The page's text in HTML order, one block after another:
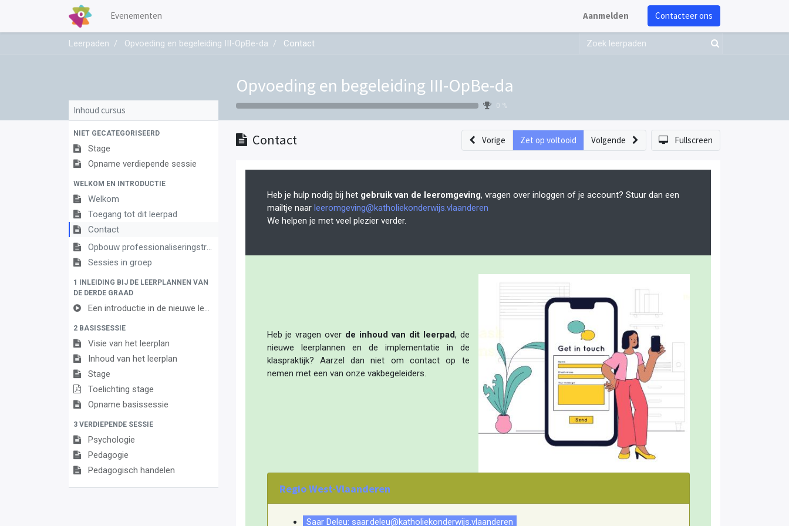
Evenementen Aanmelden Contacteer ons
Leerpaden Opvoeding en begeleiding III-OpBe-da Contact
Opvoeding en begeleiding III-OpBe-da
0 %
Inhoud cursus
NIET GECATEGORISEERD
Stage
Opname verdiepende sessie
WELKOM EN INTRODUCTIE
Welkom
Toegang tot dit leerpad
Contact
Opbouw professionaliseringstraject
Sessies in groep
1 INLEIDING BIJ DE LEERPLANNEN VAN
DE DERDE GRAAD
Een introductie in de nieuwe leerplannen van de derde graad
2 BASISSESSIE
Visie van het leerplan
Inhoud van het leerplan
Stage
Toelichting stage
Opname basissessie
3 VERDIEPENDE SESSIE
Psychologie
Pedagogie
Pedagogisch handelen
Contact Vorige Zet op voltooid Volgende Fullscreen
Heb je hulp nodig bij het gebruik van de leeromgeving, vragen over inloggen of je account? Stuur dan een
mailtje naar leeromgeving@katholiekonderwijs.vlaanderen
We helpen je met veel plezier verder.
Heb je vragen over de inhoud van dit leerpad, de
nieuwe leerplannen en de implementatie in de
klaspraktijk? Aarzel dan niet om contact op te
nemen met een van onze vakbegeleiders.
Regio West-Vlaanderen
Saar Deleu: saar.deleu@katholiekonderwijs.vlaanderen